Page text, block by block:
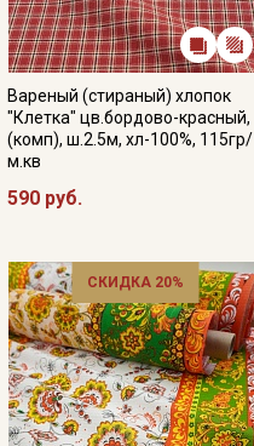
Вареный (стираный) хлопок
"Клетка" цв.бордово-красный,
(комп), ш.2.5м, хл-100%, 115гр/
м.кв
590 руб.
СКИДКА 20%